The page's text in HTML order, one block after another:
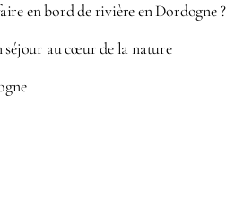
en bord de rivière en Dordogne ?
séjour au cœur de la nature